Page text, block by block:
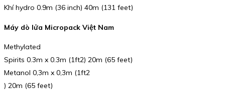
Khí hydro 0.9m (36 inch) 40m (131 feet)
Máy dò lửa Micropack Việt Nam
Methylated
Spirits 0.3m x 0.3m (1ft2) 20m (65 feet)
Metanol 0,3m x 0,3m (1ft2
) 20m (65 feet)